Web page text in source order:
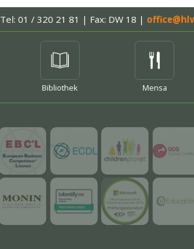
Tel: 01 / 320 21 81 | Fax: DW 18 |
Bibliothek Mensa
mehr
mehr